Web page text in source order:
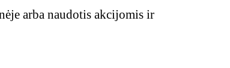
arba naudotis akcijomis ir